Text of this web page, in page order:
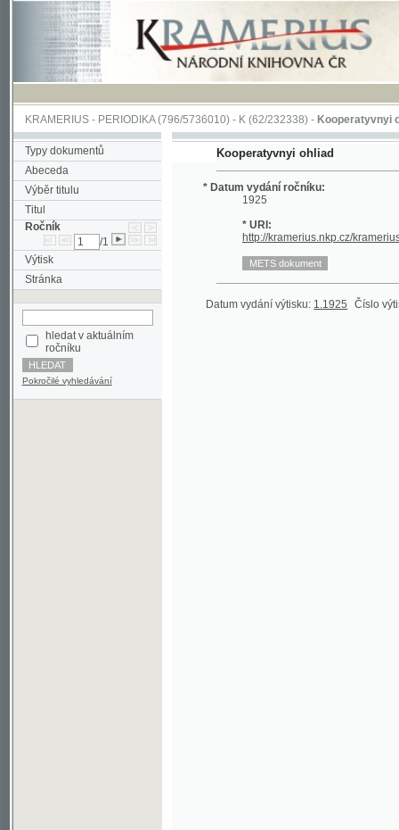
KRAMERIUS-PERIODIKA(796/5736010) -K(62/232338) -Kooperatyvnyi ohliad
Typy dokumentů
Abeceda
Výběr titulu
Titul
Ročník
/1
Výtisk
Stránka
hledat v aktuálním
Pokročilé vyhledávání
Kooperatyvnyi ohliad
* Datum vydání ročníku:
1925
* URI: